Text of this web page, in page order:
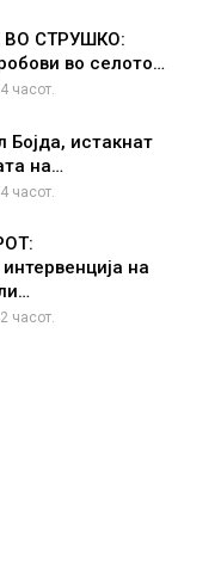
СТРУШКО:
во селото…
часот.
истакнат
на…
часот.
на
часот.